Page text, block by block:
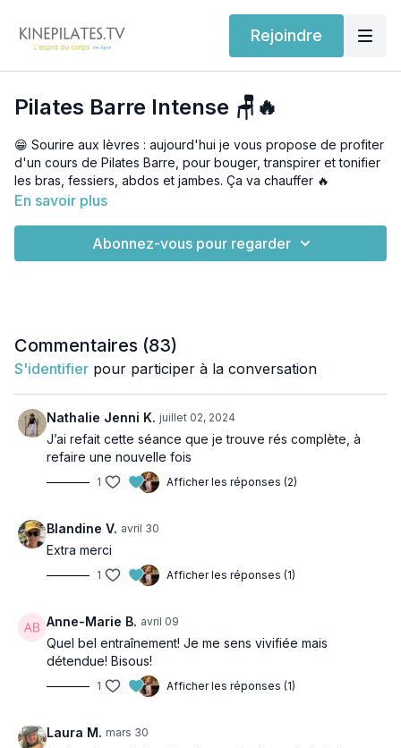
Rejoindre
Pilates Barre Intense 🪑🔥
😁 Sourire aux lèvres : aujourd'hui je vous propose de profiter
d'un cours de Pilates Barre, pour bouger, transpirer et tonifier
les bras, fessiers, abdos et jambes. Ça va chauffer 🔥
💪🏽 Niveau : intermédiaire/avancé
En savoir plus
Abonnez-vous pour regarder
Commentaires (83)
S'identifier pour participer à la conversation
Nathalie Jenni K. juillet 02, 2024
J’ai refait cette séance que je trouve rés complète, à
refaire une nouvelle fois
1 Afficher les réponses (2)
Blandine V. avril 30
Extra merci
1 Afficher les réponses (1)
Anne-Marie B. avril 09
Quel bel entraînement! Je me sens vivifiée mais
détendue! Bisous!
1 Afficher les réponses (1)
Laura M. mars 30